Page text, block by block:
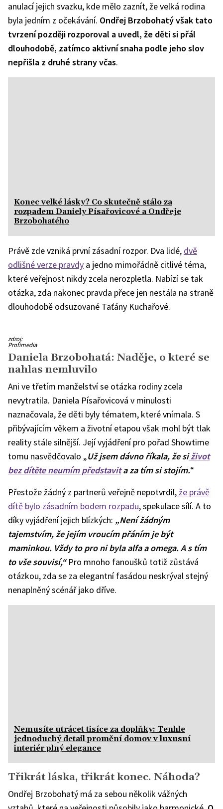
anulací jejich svazku, kde mělo zaznít, že velká rodina
byla jedním z očekávání. Ondřej Brzobohatý však tato
tvrzení později rozporoval a uvedl, že děti si přál
dlouhodobě, zatímco aktivní snaha podle jeho slov
nepřišla z druhé strany včas.
Konec velké lásky? Co skutečně stálo za
rozpadem Daniely Písařovicové a Ondřeje
Brzobohatého
Právě zde vzniká první zásadní rozpor. Dva lidé, dvě
odlišné verze pravdy a jedno mimořádně citlivé téma,
které veřejnost nikdy zcela nerozpletla. Nabízí se tak
otázka, zda nakonec pravda přece jen nestála na straně
dlouhodobě odsuzované Taťány Kuchařové.
Ondřej
Brzobohatý
Daniela
Písařicová
zdroj:
Profimedia
Daniela Brzobohatá: Naděje, o které se
nahlas nemluvilo
Ani ve třetím manželství se otázka rodiny zcela
nevytratila. Daniela Písařovicová v minulosti
naznačovala, že děti byly tématem, které vnímala. S
přibývajícím věkem a životní etapou však mohl být tlak
reality stále silnější. Její vyjádření pro pořad Showtime
tomu nasvědčovalo „Už jsem dávno říkala, že siživot
bez dítěte neumím představita za tím si stojím.“
Přestože žádný z partnerů veřejně nepotvrdil, že právě
dítě bylo zásadním bodem rozpadu, spekulace sílí. A to
díky vyjádření jejich blízkých: „Není žádným
tajemstvím, že jejím vroucím přáním je být
maminkou. Vždy to pro ni byla alfa a omega. A s tím
to vše souvisí,“Pro mnoho fanoušků totiž zůstává
otázkou, zda se za elegantní fasádou neskrýval stejný
nenaplněný scénář jako dříve.
Nemusíte utrácet tisíce za doplňky: Tenhle
jednoduchý detail promění domov v luxusní
interiér plný elegance
Třikrát láska, třikrát konec. Náhoda?
Ondřej Brzobohatý má za sebou několik vážných